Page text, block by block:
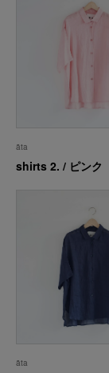
āta
shirts 2. / ピンク
āta